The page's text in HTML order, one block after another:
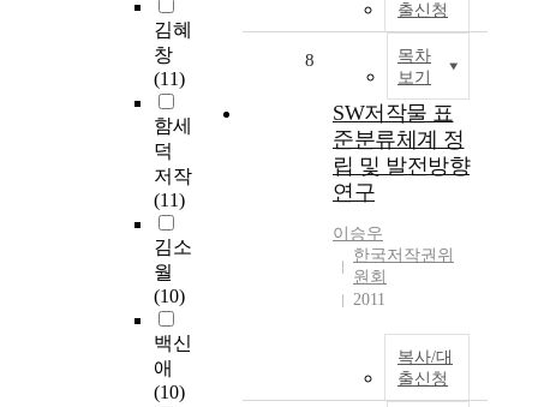
김혜
창
(11)
함세
덕
저작
(11)
김소
월
(10)
백신
애
(10)
출신청
목차
보기
8
SW저작물 표
준분류체계 정
립 및 발전방향
연구
이승우
한국저작권위
원회
2011
복사/대
출신청